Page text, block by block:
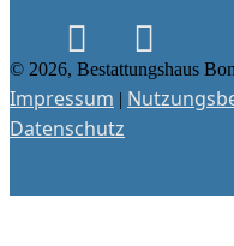
© 2026, Bestattungshaus
Impressum |
Datenschutz